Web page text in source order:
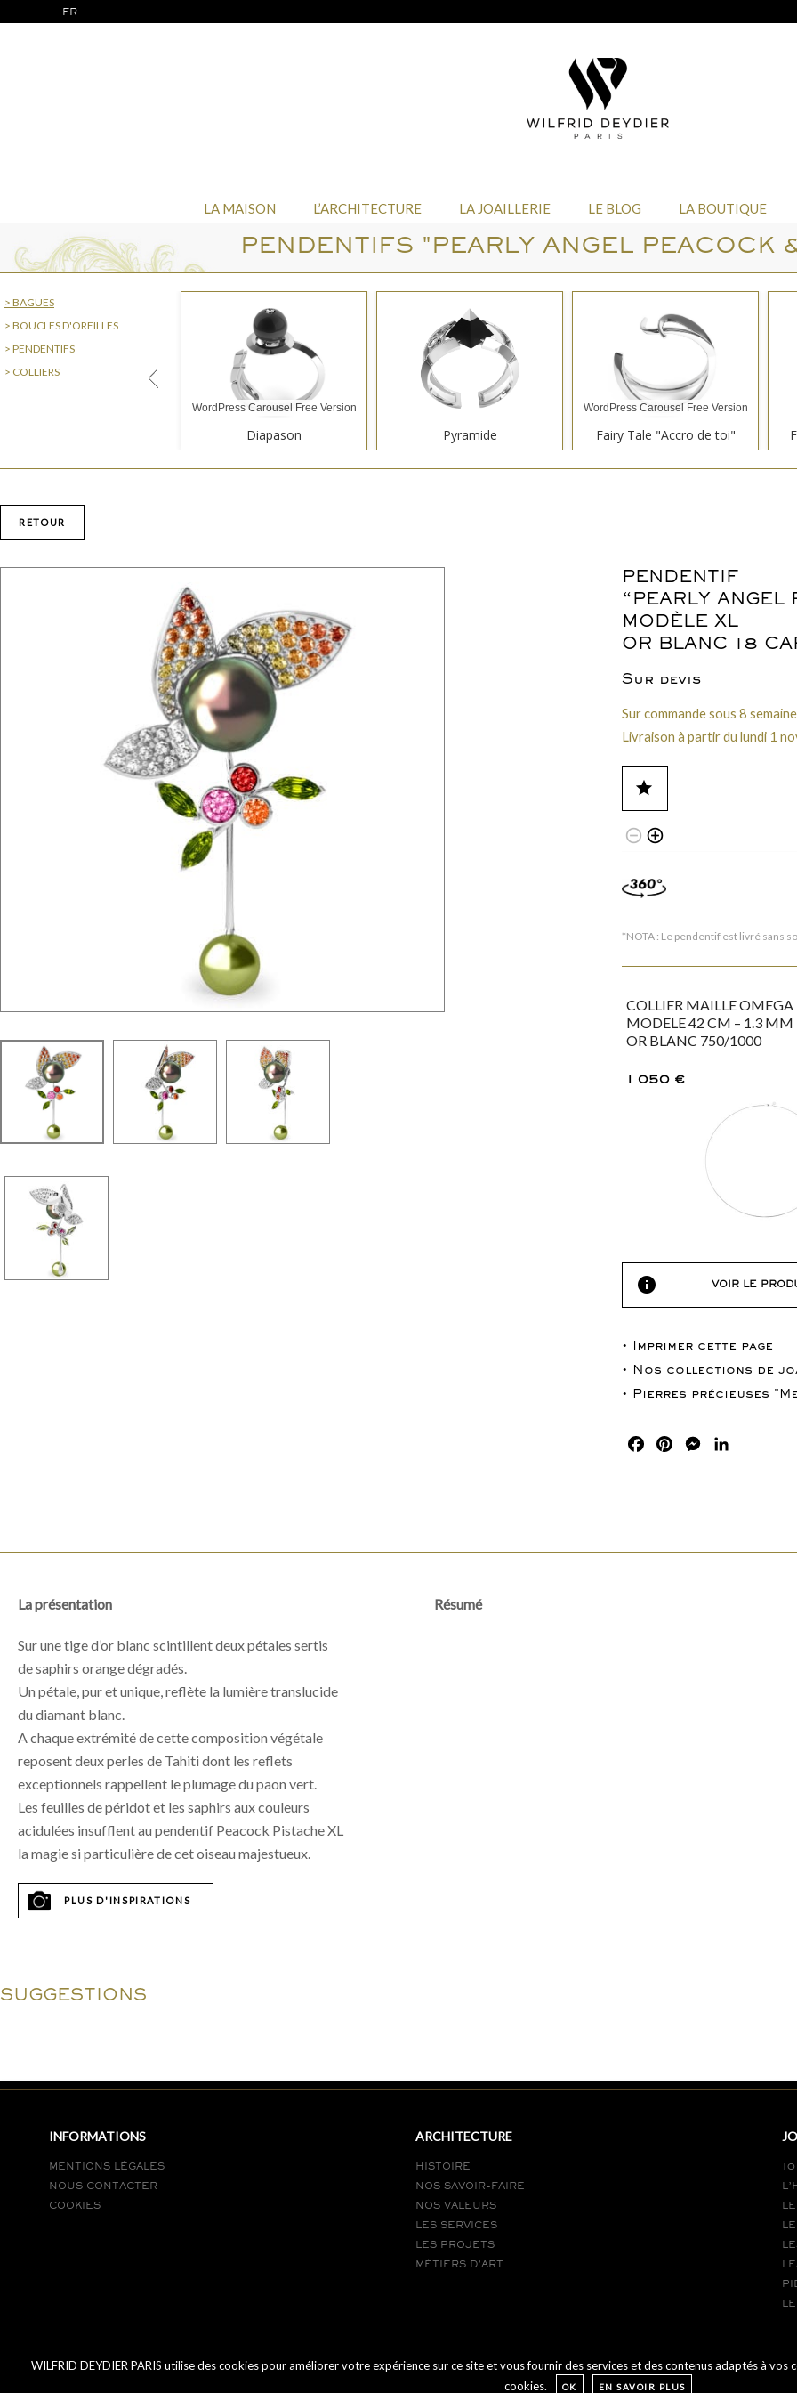
FR
LA MAISON L’ARCHITECTURE LA JOAILLERIE LE BLOG LA BOUTIQUE
PENDENTIFS "PEARLY ANGEL PEACOCK
> BAGUES
> BOUCLES D'OREILLES
> PENDENTIFS
> COLLIERS
WordPress Carousel Free Version
Diapason Pyramide
WordPress Carousel Free Version
Fairy Tale "Accro de toi"
WordPress Carousel Free Version
La Parisienne "Ruban"
WordPress Carousel Free Version
Winter "Glaçon"
WordPress Carousel Free Version
La Parisienne "Ruban" Winter "Glaçon"
WordPress Carousel Free Version
Collier "Oméga"
RETOUR
PENDENTIF
“PEARLY ANGEL
MODÈLE XL
OR BLANC 18
Sur devis
Sur commande sous 8
Livraison à partir du lundi 1
star
remove_circle_outline add_circle_outline
*NOTA : Le pendentif est livré sans
COLLIER MAILLE OMEGA
MODELE 42 CM – 1.3
OR BLANC 750/1000
1 050 €
info VOIR LE
• Imprimer cette page
• Nos collections de
• Pierres précieuses
FacebookPinterestMessenger
La présentation
Sur une tige d’or blanc scintillent deux pétales sertis
de saphirs orange dégradés.
Un pétale, pur et unique, reflète la lumière translucide
du diamant blanc.
A chaque extrémité de cette composition végétale
reposent deux perles de Tahiti dont les reflets
exceptionnels rappellent le plumage du paon vert.
Les feuilles de péridot et les saphirs aux couleurs
acidulées insufflent au pendentif Peacock Pistache XL
la magie si particulière de cet oiseau majestueux.
PLUS D'INSPIRATIONS
Résumé
SUGGESTIONS
INFORMATIONS
MENTIONS LÉGALES
NOUS CONTACTER
COOKIES
ARCHITECTURE
HISTOIRE
NOS SAVOIR-FAIRE
NOS VALEURS
LES SERVICES
LES PROJETS
MÉTIERS D’ART
PARIS
WILFRID DEYDIER PARIS utilise des cookies pour améliorer votre expérience sur ce site et vous fournir des services et des contenus adaptés à
cookies.
OK EN SAVOIR PLUS